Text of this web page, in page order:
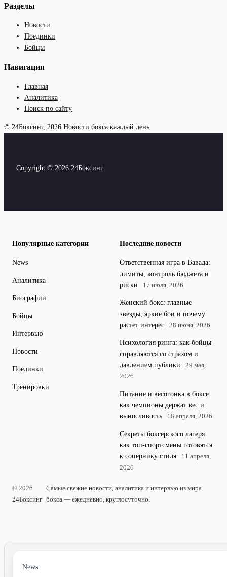
Разделы
Новости
Поединки
Бойцы
Навигация
Главная
Аналитика
Поиск по сайту
© 24Боксинг, 2026 Новости бокса каждый день
Copyright © 2026 24Боксинг
Популярные категории
News
Аналитика
Биографии
Бойцы
Интервью
Новости
Поединки
Тренировки
Последние новости
Ответственная игра в Вавада:
лимиты, контроль бюджета и
риски
17 июля, 2026
Женский бокс: главные
звезды, яркие бои и почему
растет интерес
28 июня, 2026
Психология ринга: как бойцы
справляются со страхом и
давлением публики
29 мая,
2026
Питание и весогонка в боксе:
как чемпионы держат вес и
выносливость
18 апреля, 2026
Секреты боксерского лагеря:
как топ-спортсмены готовятся
к сопернику стиля
11 апреля,
2026
© 2026
24Боксинг
Самые свежие новости, аналитика и интервью из мира
бокса — ежедневно, круглосуточно.
News